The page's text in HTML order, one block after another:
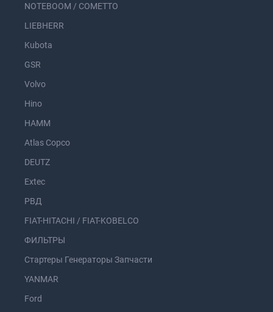
NOTEBOOM / COMETTO
LIEBHERR
Kubota
GSR
Volvo
Hino
HAMM
Atlas Copco
DEUTZ
Extec
РВД
FIAT-HITACHI / FIAT-KOBELCO
ФИЛЬТРЫ
Стартеры Генераторы Запчасти
YANMAR
Ford